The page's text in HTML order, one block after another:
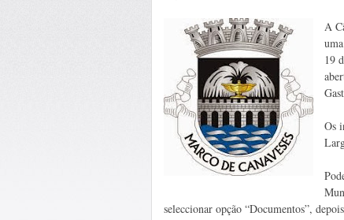
A
19
Os
seleccionar opção “Documentos”,